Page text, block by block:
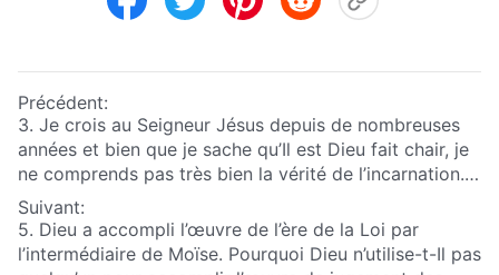
Précédent:
3. Je crois au Seigneur Jésus depuis de nombreuses
années et bien que je sache qu’Il est Dieu fait chair, je
ne comprends pas très bien la vérité de l’incarnation.
À Son retour, si le Seigneur Se manifeste réellement
comme l’a fait le Seigneur Jésus, œuvrant en tant que
Fils de l’homme, alors il nous sera impossible de Le
Suivant:
5. Dieu a accompli l’œuvre de l’ère de la Loi par
l’intermédiaire de Moïse. Pourquoi Dieu n’utilise-t-Il pas